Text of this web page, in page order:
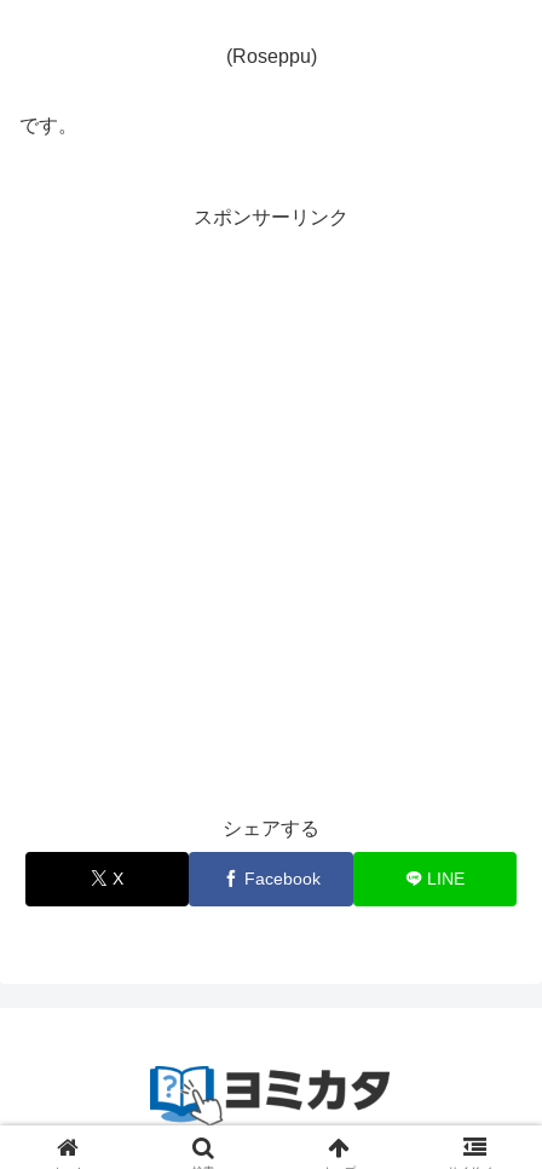
(Roseppu)
です。
スポンサーリンク
シェアする
X Facebook LINE
© 2023-2024 zetta segment Inc